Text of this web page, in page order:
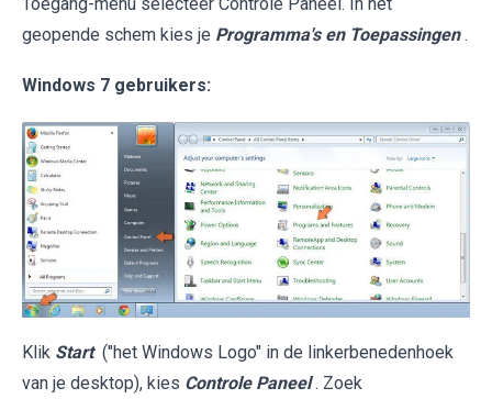
geopende schem kies je Programma's en Toepassingen .
Windows 7 gebruikers:
Klik Start ("het Windows Logo" in de linkerbenedenhoek
van je desktop), kies Controle Paneel . Zoek